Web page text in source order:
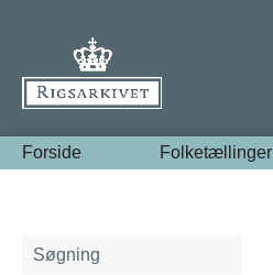
Forside Folketællinger
Søgning